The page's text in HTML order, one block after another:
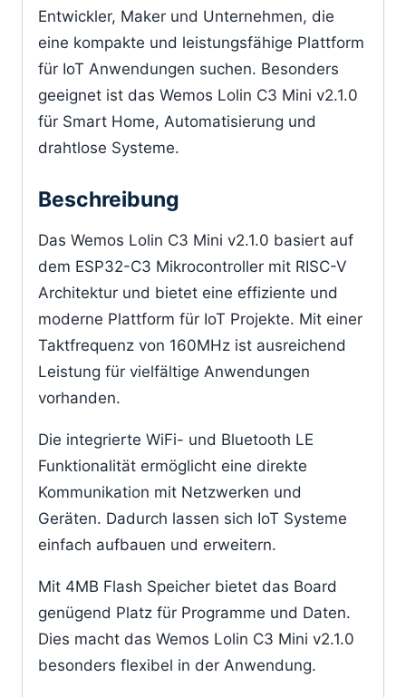
Entwickler, Maker und Unternehmen, die
eine kompakte und leistungsfähige Plattform
für IoT Anwendungen suchen. Besonders
geeignet ist das Wemos Lolin C3 Mini v2.1.0
für Smart Home, Automatisierung und
drahtlose Systeme.
Beschreibung
Das Wemos Lolin C3 Mini v2.1.0 basiert auf
dem ESP32-C3 Mikrocontroller mit RISC-V
Architektur und bietet eine effiziente und
moderne Plattform für IoT Projekte. Mit einer
Taktfrequenz von 160MHz ist ausreichend
Leistung für vielfältige Anwendungen
vorhanden.
Die integrierte WiFi- und Bluetooth LE
Funktionalität ermöglicht eine direkte
Kommunikation mit Netzwerken und
Geräten. Dadurch lassen sich IoT Systeme
einfach aufbauen und erweitern.
Mit 4MB Flash Speicher bietet das Board
genügend Platz für Programme und Daten.
Dies macht das Wemos Lolin C3 Mini v2.1.0
besonders flexibel in der Anwendung.